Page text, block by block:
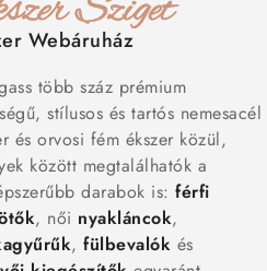
Webáruház
több száz prémium
stílusos és tartós nemesacél
és orvosi fém ékszer közül,
között megtalálhatók a
darabok is: férfi
, női nyakláncok,
, fülbevalók és